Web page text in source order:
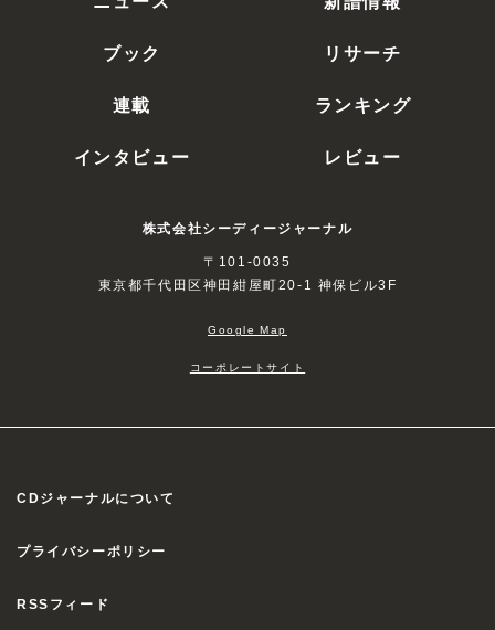
ブック
リサーチ
連載
ランキング
インタビュー
レビュー
株式会社シーディージャーナル
〒101-0035
東京都千代田区神田紺屋町20-1 神保ビル3F
Google Map
コーポレートサイト
CDジャーナルについて
プライバシーポリシー
RSSフィード